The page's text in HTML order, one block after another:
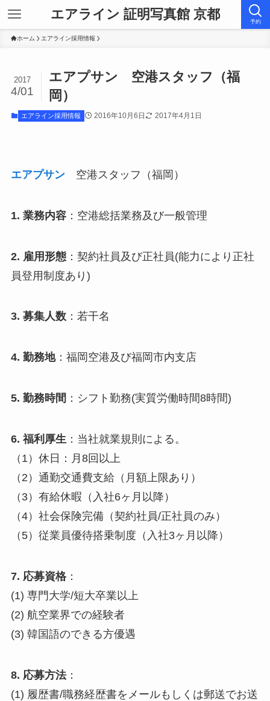
エアライン 証明写真館 京都 予約
ホーム エアライン採用情報
エアプサン 空港スタッフ（福
岡）
2017
4/01
エアライン採用情報 2016年10月6日 2017年4月1日
エアプサン空港スタッフ（福岡）
1. 業務内容：空港総括業務及び一般管理
2. 雇用形態：契約社員及び正社員(能力により正社
員登用制度あり)
3. 募集人数：若干名
4. 勤務地：福岡空港及び福岡市内支店
5. 勤務時間 ：シフト勤務(実質労働時間8時間)
6. 福利厚生 ：当社就業規則による。
（1）休日：月8回以上
（2）通勤交通費支給（月額上限あり）
（3）有給休暇（入社6ヶ月以降）
（4）社会保険完備（契約社員/正社員のみ）
（5）従業員優待搭乗制度（入社3ヶ月以降）
7. 応募資格：
(1) 専門大学/短大卒業以上
(2) 航空業界での経験者
(3) 韓国語のできる方優遇
8. 応募方法：
(1) 履歴書/職務経歴書をメールもしくは郵送でお送